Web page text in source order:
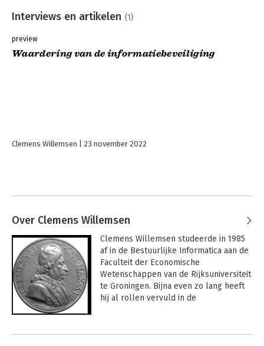
Interviews en artikelen (1)
preview
Waardering van de informatiebeveiliging
Clemens Willemsen 23 november 2022
Over Clemens Willemsen
Clemens Willemsen studeerde in 1985
af in de Bestuurlijke Informatica aan de
Faculteit der Economische
Wetenschappen van de Rijksuniversiteit
te Groningen. Bijna even zo lang heeft
hij al rollen vervuld in de
Universiteit aan de faculteit der
Andere boeken door Clemens